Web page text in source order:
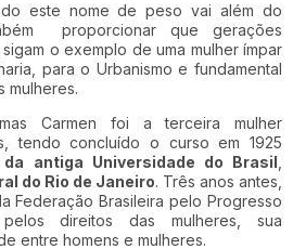
este nome de peso vai além do
proporcionar que gerações
o exemplo de uma mulher ímpar
para o Urbanismo e fundamental
mulheres.
Carmen foi a terceira mulher
tendo concluído o curso em 1925
antiga Universidade do Brasil
do Rio de Janeiro. Três anos antes,
Federação Brasileira pelo Progresso
direitos das mulheres, sua
entre homens e mulheres.